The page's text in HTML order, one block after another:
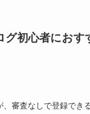
グ初心者にお
審査なしで登録でき